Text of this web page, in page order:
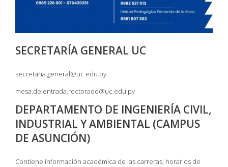
SECRETARÍA GENERAL UC
secretaria.general@uc.edu.py
mesa.de.entrada.rectorado@uc.edu.py
DEPARTAMENTO DE INGENIERÍA CIVIL,
INDUSTRIAL Y AMBIENTAL (CAMPUS
DE ASUNCIÓN)
Contiene información académica de las carreras, horarios de